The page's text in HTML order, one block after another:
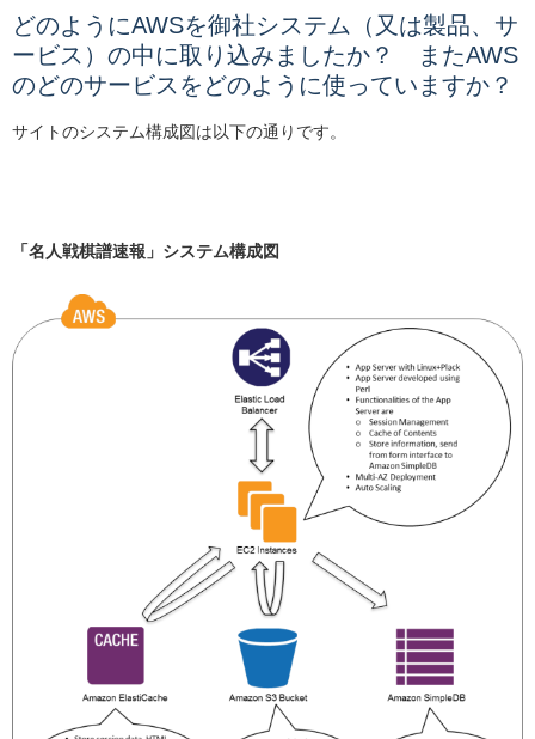
どのようにAWSを御社システム（又は製品、サ
ービス）の中に取り込みましたか？ またAWS
のどのサービスをどのように使っていますか？
サイトのシステム構成図は以下の通りです。
「名人戦棋譜速報」システム構成図